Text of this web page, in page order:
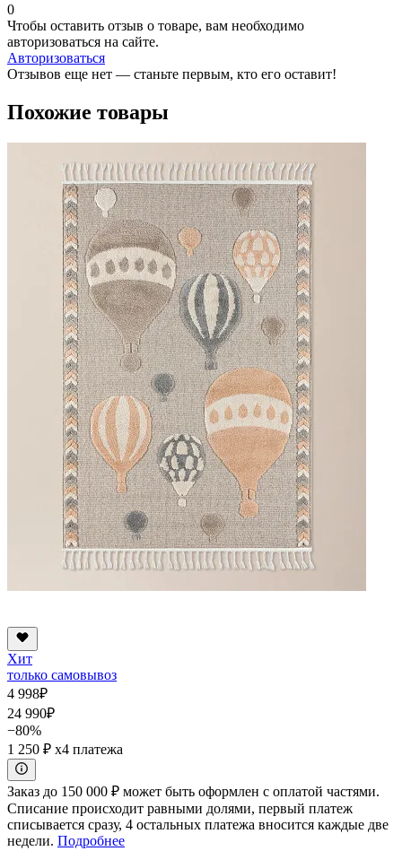
0
Чтобы оставить отзыв о товаре, вам необходимо
авторизоваться на сайте.
Авторизоваться
Отзывов еще нет — станьте первым, кто его оставит!
Похожие товары
Хит
только самовывоз
4 998₽
24 990₽
−80%
1 250 ₽ x4 платежа
Заказ до 150 000 ₽ может быть оформлен с оплатой частями.
Списание происходит равными долями, первый платеж
списывается сразу, 4 остальных платежа вносится каждые две
недели. Подробнее